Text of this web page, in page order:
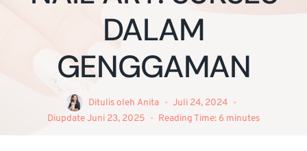
DALAM
GENGGAMAN
Ditulis oleh Anita
Juli 24, 2024
DiupdateJuni 23, 2025 Reading Time: 6 minutes